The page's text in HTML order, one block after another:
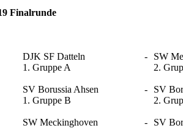
Finalrunde
DJK SF Datteln
1. Gruppe A
SV Borussia Ahsen
1. Gruppe B
SW Meckinghoven
-
-
-
SW
2.
SV
2.
SV